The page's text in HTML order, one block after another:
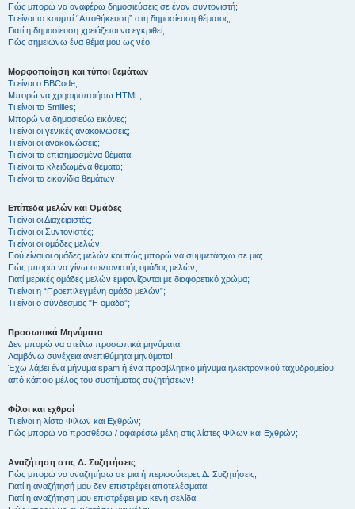
Πώς μπορώ να αναφέρω δημοσιεύσεις σε έναν συντονιστή;
Τι είναι το κουμπί “Αποθήκευση” στη δημοσίευση θέματος;
Γιατί η δημοσίευση χρειάζεται να εγκριθεί;
Πώς σημειώνω ένα θέμα μου ως νέο;
Μορφοποίηση και τύποι θεμάτων
Τι είναι ο BBCode;
Μπορώ να χρησιμοποιήσω HTML;
Τι είναι τα Smilies;
Μπορώ να δημοσιεύω εικόνες;
Τι είναι οι γενικές ανακοινώσεις;
Τι είναι οι ανακοινώσεις;
Τι είναι τα επισημασμένα θέματα;
Τι είναι τα κλειδωμένα θέματα;
Τι είναι τα εικονίδια θεμάτων;
Επίπεδα μελών και Ομάδες
Τι είναι οι Διαχειριστές;
Τι είναι οι Συντονιστές;
Τι είναι οι ομάδες μελών;
Πού είναι οι ομάδες μελών και πώς μπορώ να συμμετάσχω σε μια;
Πώς μπορώ να γίνω συντονιστής ομάδας μελών;
Γιατί μερικές ομάδες μελών εμφανίζονται με διαφορετικό χρώμα;
Τι είναι η “Προεπιλεγμένη ομάδα μελών”;
Τι είναι ο σύνδεσμος "Η ομάδα”;
Προσωπικά Μηνύματα
Δεν μπορώ να στείλω προσωπικά μηνύματα!
Λαμβάνω συνέχεια ανεπιθύμητα μηνύματα!
Έχω λάβει ένα μήνυμα spam ή ένα προσβλητικό μήνυμα ηλεκτρονικού ταχυδρομείου
από κάποιο μέλος του συστήματος συζητήσεων!
Φίλοι και εχθροί
Τι είναι η λίστα Φίλων και Εχθρών;
Πώς μπορώ να προσθέσω / αφαιρέσω μέλη στις λίστες Φίλων και Εχθρών;
Αναζήτηση στις Δ. Συζητήσεις
Πώς μπορώ να αναζητήσω σε μια ή περισσότερες Δ. Συζητήσεις;
Γιατί η αναζήτησή μου δεν επιστρέφει αποτελέσματα;
Γιατί η αναζήτηση μου επιστρέφει μια κενή σελίδα;